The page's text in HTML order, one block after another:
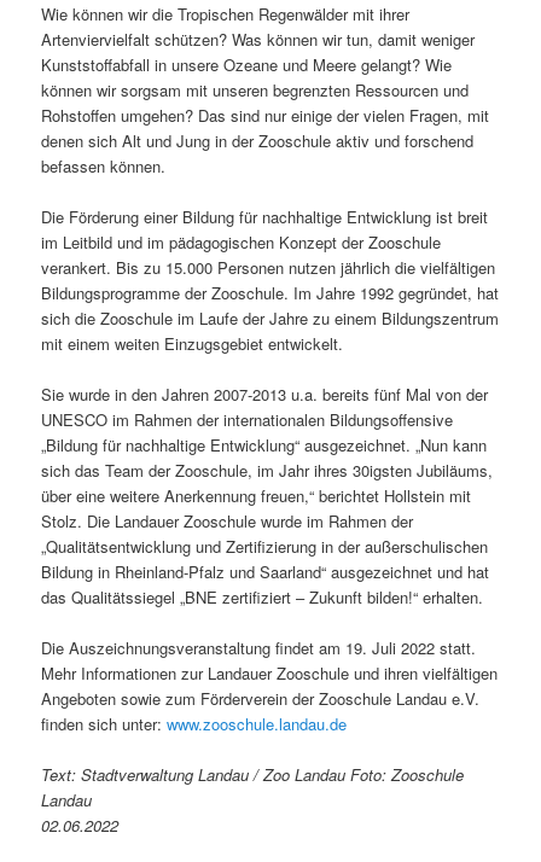
Wie können wir die Tropischen Regenwälder mit ihrer
Artenviervielfalt schützen? Was können wir tun, damit weniger
Kunststoffabfall in unsere Ozeane und Meere gelangt? Wie
können wir sorgsam mit unseren begrenzten Ressourcen und
Rohstoffen umgehen? Das sind nur einige der vielen Fragen, mit
denen sich Alt und Jung in der Zooschule aktiv und forschend
befassen können.
Die Förderung einer Bildung für nachhaltige Entwicklung ist breit
im Leitbild und im pädagogischen Konzept der Zooschule
verankert. Bis zu 15.000 Personen nutzen jährlich die vielfältigen
Bildungsprogramme der Zooschule. Im Jahre 1992 gegründet, hat
sich die Zooschule im Laufe der Jahre zu einem Bildungszentrum
mit einem weiten Einzugsgebiet entwickelt.
Sie wurde in den Jahren 2007-2013 u.a. bereits fünf Mal von der
UNESCO im Rahmen der internationalen Bildungsoffensive
„Bildung für nachhaltige Entwicklung“ ausgezeichnet. „Nun kann
sich das Team der Zooschule, im Jahr ihres 30igsten Jubiläums,
über eine weitere Anerkennung freuen,“ berichtet Hollstein mit
Stolz. Die Landauer Zooschule wurde im Rahmen der
„Qualitätsentwicklung und Zertifizierung in der außerschulischen
Bildung in Rheinland-Pfalz und Saarland“ ausgezeichnet und hat
das Qualitätssiegel „BNE zertifiziert – Zukunft bilden!“ erhalten.
Die Auszeichnungsveranstaltung findet am 19. Juli 2022 statt.
Mehr Informationen zur Landauer Zooschule und ihren vielfältigen
Angeboten sowie zum Förderverein der Zooschule Landau e.V.
finden sich unter:www.zooschule.landau.de
Text: Stadtverwaltung Landau / Zoo Landau Foto: Zooschule
Landau
02.06.2022